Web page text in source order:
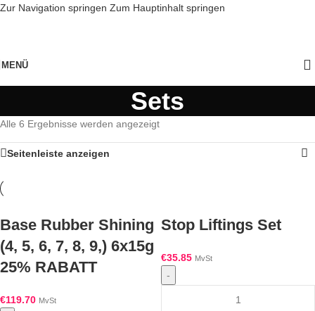
Zur Navigation springen Zum Hauptinhalt springen
MENÜ
Sets
Alle 6 Ergebnisse werden angezeigt
Seitenleiste anzeigen
Base Rubber Shining
(4, 5, 6, 7, 8, 9,) 6x15g
25% RABATT
€119.70 MvSt
Stop Liftings Set
€35.85 MvSt
-